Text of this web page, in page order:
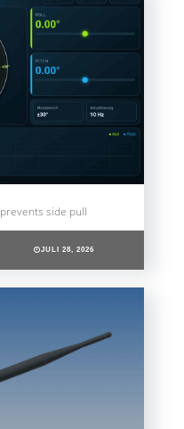
side pull
JULI 28, 2026